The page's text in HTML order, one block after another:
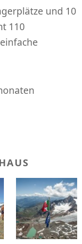
und 10
110